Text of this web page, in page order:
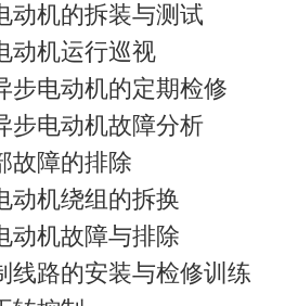
动机的拆装与测试
动机运行巡视
步电动机的定期检修
步电动机故障分析
故障的排除
动机绕组的拆换
动机故障与排除
线路的安装与检修训练